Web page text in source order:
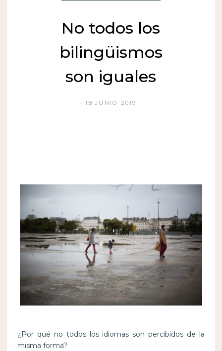
No todos los
bilingüismos
son iguales
18 JUNIO 2019
¿Por qué no todos los idiomas son percibidos de la
misma forma?